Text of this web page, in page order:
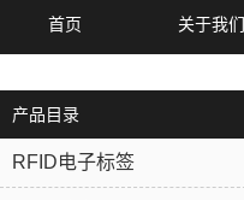
首页 关于我们
产品目录
RFID电子标签